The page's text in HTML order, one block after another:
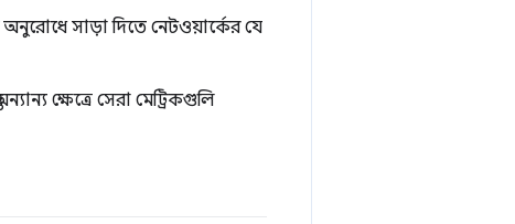
সাড়া দিতে নেটওয়ার্কের যে
ক্ষেত্রে সেরা মেট্রিকগুলি